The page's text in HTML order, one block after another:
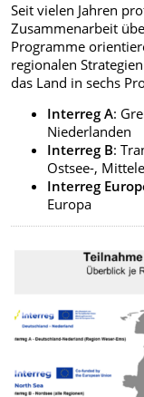
Seit vielen Jahren
Zusammenarbeit
Programme
regionalen
das Land in sechs
Interreg A:
Niederlanden
Interreg B:
Ostsee-,
Interreg
Europa